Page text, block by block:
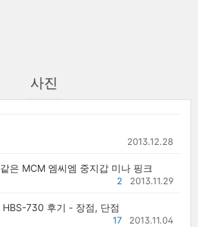
사진
2013.12.28
은 MCM 엠씨엠 중지갑 미나 핑크
2013.11.29
2
HBS-730 후기 - 장점, 단점
2013.11.04
17